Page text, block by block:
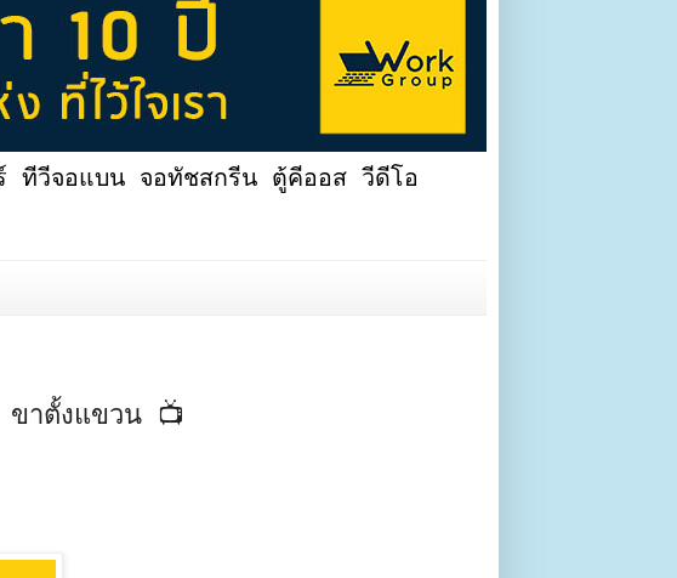
ทีวีจอแบน จอทัชสกรีน ตู้คีออส วีดีโอ
าตั้งแขวน 📺